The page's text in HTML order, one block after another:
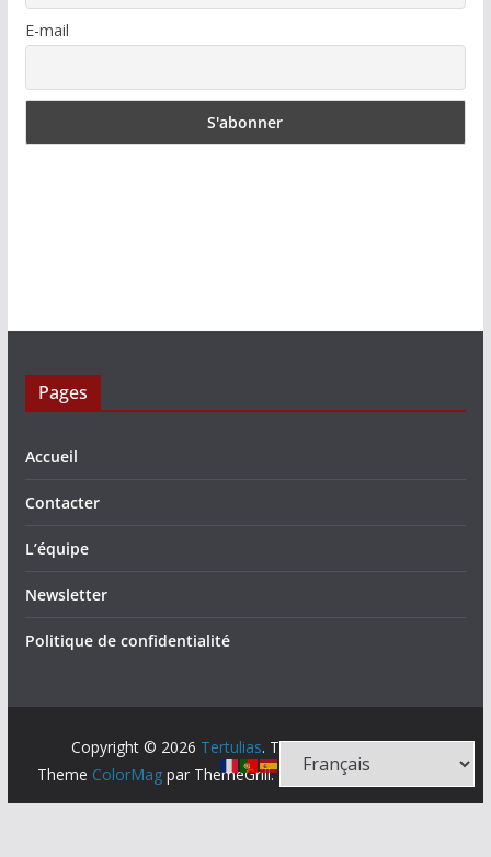
E-mail
Pages
Accueil
Contacter
L’équipe
Newsletter
Politique de confidentialité
Copyright © 2026 Tertulias. Tous droits réservés.
Theme ColorMagpar ThemeGrill. Propulsé par